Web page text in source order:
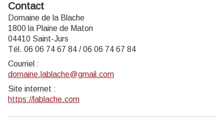
Contact
Domaine de la Blache
1800 la Plaine de Maton
04410 Saint-Jurs
Tél. 06 06 74 67 84 / 06 06 74 67 84
Courriel :
domaine.lablache@gmail.com
Site internet :
https://lablache.com